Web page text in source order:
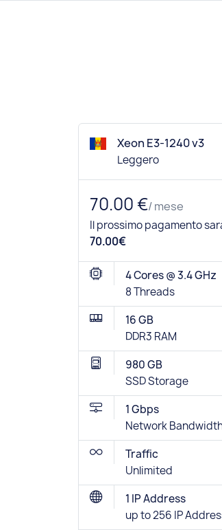
Xeon E3-1240 v3
Leggero
70.00 €/ mese
Il prossimo pagamento
70.00€
4 Cores @ 3.4 GHz
8 Threads
16 GB
DDR3 RAM
980 GB
SSD Storage
1 Gbps
Network
Traffic
Unlimited
1 IP Address
up to 256 IP